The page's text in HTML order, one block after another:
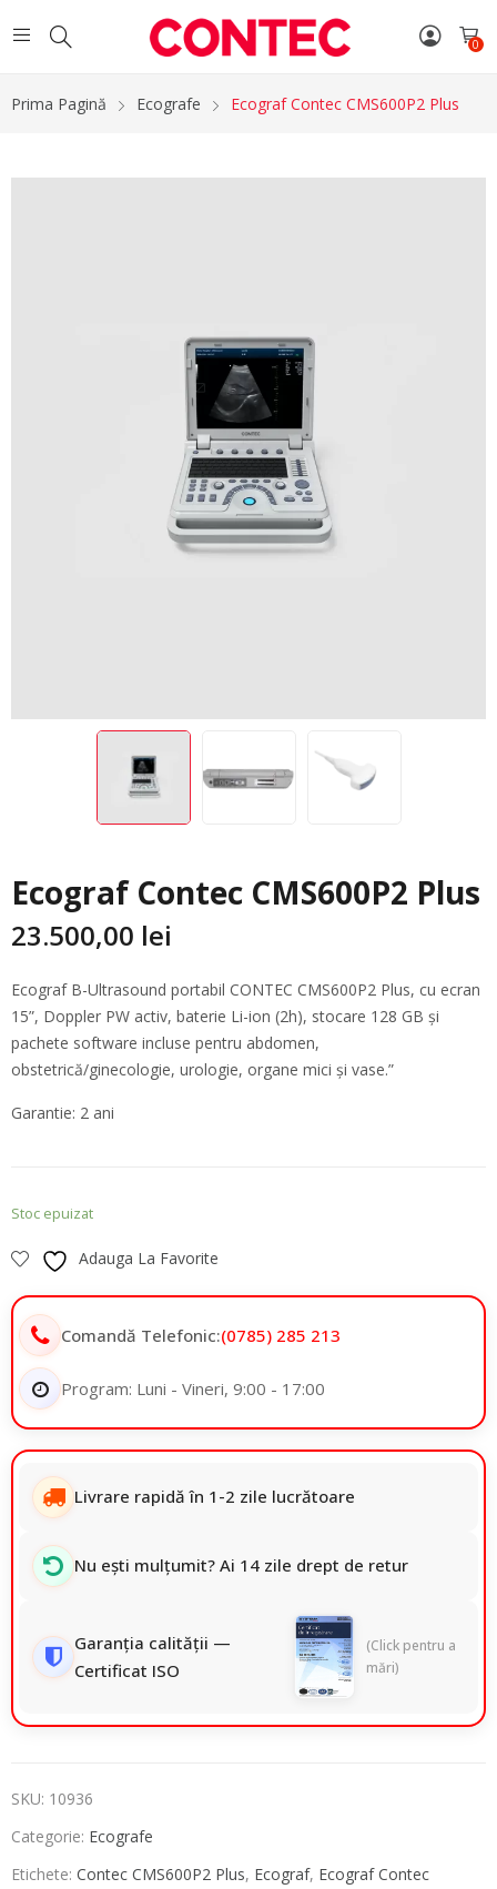
0
Prima Pagină Ecografe Ecograf Contec CMS600P2 Plus
Ecograf Contec CMS600P2 Plus
23.500,00 lei
Ecograf B-Ultrasound portabil CONTEC CMS600P2 Plus, cu ecran
15”, Doppler PW activ, baterie Li-ion (2h), stocare 128 GB și
pachete software incluse pentru abdomen,
obstetrică/ginecologie, urologie, organe mici și vase.”
Garantie: 2 ani
Stoc epuizat
Adauga La Favorite
Comandă Telefonic:(0785) 285 213
Program: Luni - Vineri, 9:00 - 17:00
Livrare rapidă în 1-2 zile lucrătoare
Nu ești mulțumit? Ai 14 zile drept de retur
Garanția calității —
Certificat ISO
(Click pentru a
mări)
SKU: 10936
Categorie: Ecografe
Etichete: Contec CMS600P2 Plus, Ecograf, Ecograf Contec